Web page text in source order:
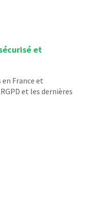
et
France et
et les dernières